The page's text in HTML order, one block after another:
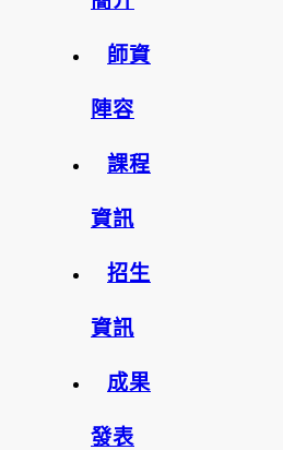
師資
陣容
課程
資訊
招生
資訊
成果
發表